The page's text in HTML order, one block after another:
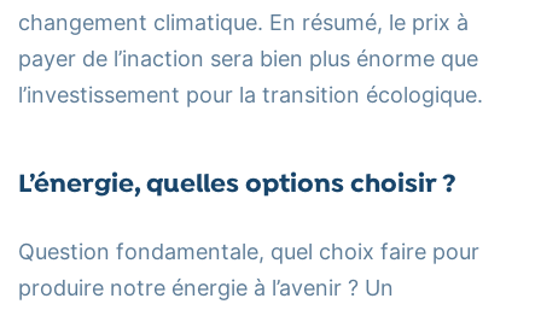
changement climatique. En résumé, le prix à
payer de l’inaction sera bien plus énorme que
l’investissement pour la transition écologique.
L’énergie, quelles options choisir ?
Question fondamentale, quel choix faire pour
produire notre énergie à l’avenir ? Un